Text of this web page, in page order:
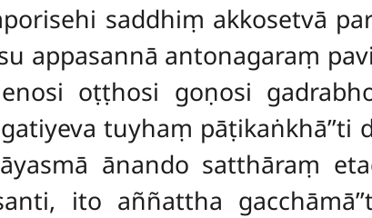
saddhiṃ akkosetvā
appasannā antonagaraṃ
oṭṭhosi goṇosi
tuyhaṃ
ānando satthāraṃ
ito aññattha gacchāmā’’ti.